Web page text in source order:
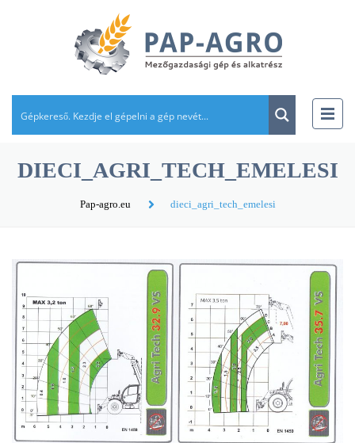
DIECI_AGRI_TECH_EMELESI
Pap-agro.eu dieci_agri_tech_emelesi